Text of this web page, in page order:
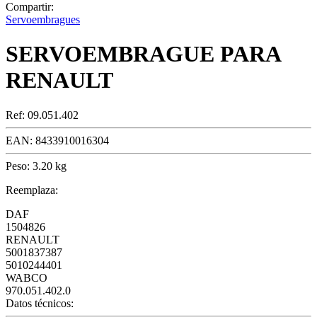
Compartir:
Servoembragues
SERVOEMBRAGUE PARA
RENAULT
Ref: 09.051.402
EAN: 8433910016304
Peso: 3.20 kg
Reemplaza:
DAF
1504826
RENAULT
5001837387
5010244401
WABCO
970.051.402.0
Datos técnicos: